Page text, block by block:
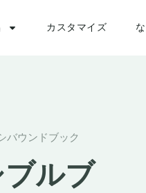
カスタマイズ
バウンドブック
ルブ